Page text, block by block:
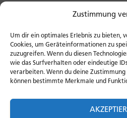
Zustimmung
Um dir ein optimales Erlebnis zu bieten,
Cookies, um Geräteinformationen zu
zuzugreifen. Wenn du diesen
wie das Surfverhalten oder eindeutige
verarbeiten. Wenn du deine
können bestimmte Merkmale und